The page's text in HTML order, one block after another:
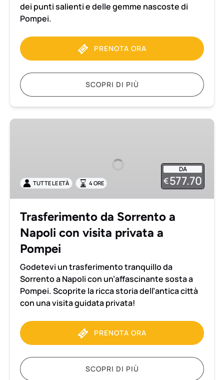
dei punti salienti e delle gemme nascoste di
Pompei.
PRENOTA ORA
SCOPRI DI PIÙ
Trasferimento
con
visita
Pompei
DA
€577.70
TUTTE LE ETÀ 4 ORE
Trasferimento da Sorrento a
Napoli con visita privata a
Pompei
Godetevi un trasferimento tranquillo da
Sorrento a Napoli con un’affascinante sosta a
Pompei. Scoprite la ricca storia dell’antica città
con una visita guidata privata!
PRENOTA ORA
SCOPRI DI PIÙ